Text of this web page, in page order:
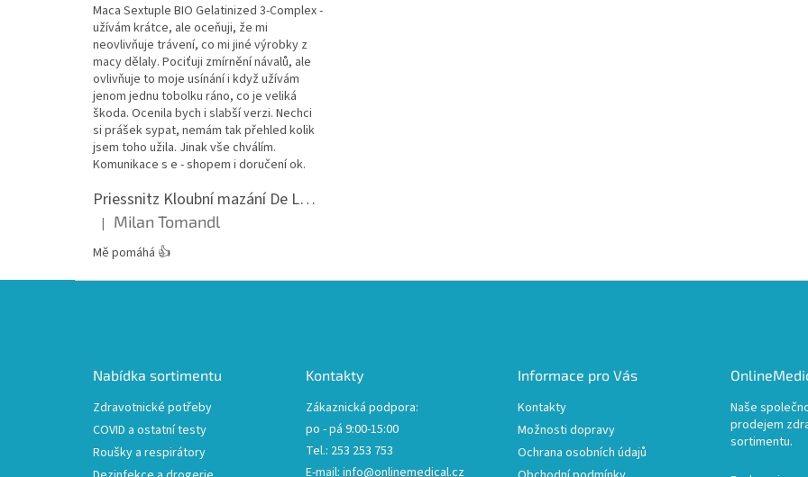
Maca Sextuple BIO Gelatinized 3-Complex -
užívám krátce, ale oceňuji, že mi
neovlivňuje trávení, co mi jiné výrobky z
macy dělaly. Pociťuji zmírnění návalů, ale
ovlivňuje to moje usínání i když užívám
jenom jednu tobolku ráno, co je veliká
škoda. Ocenila bych i slabší verzi. Nechci
si prášek sypat, nemám tak přehled kolik
jsem toho užila. Jinak vše chválím.
Komunikace s e - shopem i doručení ok.
Priessnitz Kloubní mazání De Luxe, 200ml
Hodnocení produktu je 5 z 5 hvězdiček.
| Milan Tomandl
Mě pomáhá 👍
Nabídka sortimentu
Zdravotnické potřeby
COVID a ostatní testy
Roušky a respirátory
Kontakty
Zákaznická podpora:
po - pá 9:00-15:00
Tel.: 253 253 753
E-mail: info@onlinemedical.cz
Informace pro Vás
Kontakty
Možnosti dopravy
Ochrana osobních údajů
Naše
prodejem
sortimentu.